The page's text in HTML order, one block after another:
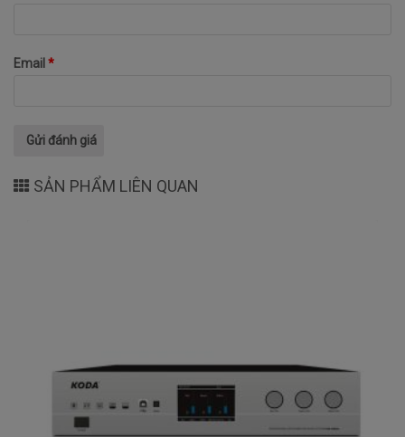
Email *
SẢN PHẨM LIÊN QUAN